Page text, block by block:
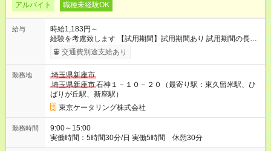
アルバイト 職種未経験OK
給与
時給1,183円～
経験を考慮致します 【試用期間】試用期間あり 試用期間の長
さ：2ヶ月 雇用形態、給与は本採用時と同じです。
交通費別途支給あり
勤務地
埼玉県新座市
埼玉県新座市石神１－１０－２０（最寄り駅：東久留米駅、ひ
ばりが丘駅、新座駅）
東京ケータリング株式会社
勤務時間
9:00～15:00
実働時間：5時間30分/日 実働5時間 休憩30分